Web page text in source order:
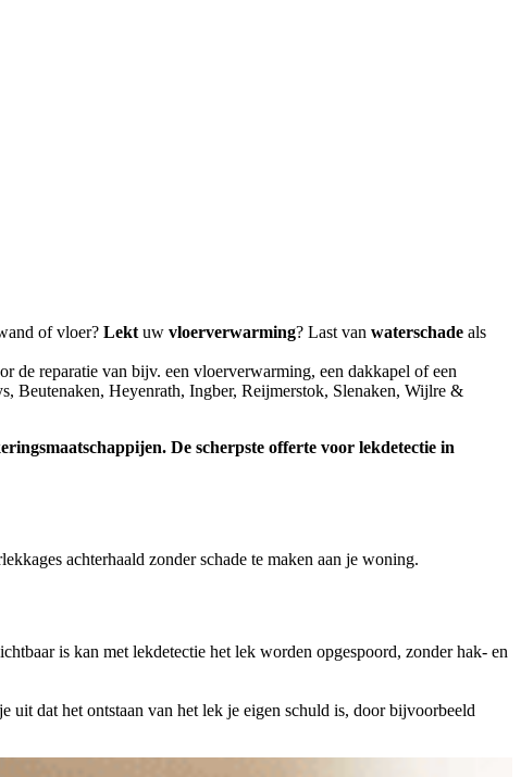
of vloer? Lekt uw vloerverwarming? Last van waterschade als
de reparatie van bijv. een vloerverwarming, een dakkapel of een
Beutenaken, Heyenrath, Ingber, Reijmerstok, Slenaken, Wijlre &
De scherpste offerte voor lekdetectie in
achterhaald zonder schade te maken aan je woning.
is kan met lekdetectie het lek worden opgespoord, zonder hak- en
uit dat het ontstaan van het lek je eigen schuld is, door bijvoorbeeld